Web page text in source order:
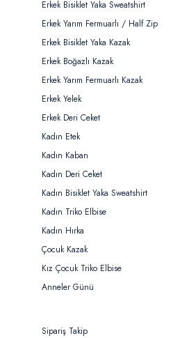
Erkek Bisiklet Yaka Sweatshirt
Erkek Yarım Fermuarlı / Half Zip
Erkek Bisiklet Yaka Kazak
Erkek Boğazlı Kazak
Erkek Yarım Fermuarlı Kazak
Erkek Yelek
Erkek Deri Ceket
Kadın Etek
Kadın Kaban
Kadın Deri Ceket
Kadın Bisiklet Yaka Sweatshirt
Kadın Triko Elbise
Kadın Hırka
Çocuk Kazak
Kız Çocuk Triko Elbise
Anneler Günü
Sipariş Takip